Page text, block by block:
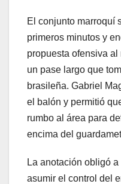
El conjunto marroquí
primeros minutos y
propuesta ofensiva
un pase largo que
brasileña. Gabriel
el balón y permitió
rumbo al área para
encima del
La anotación obligó
asumir el control del